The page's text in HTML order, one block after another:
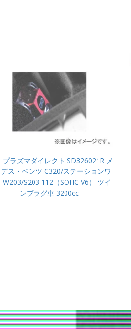
プラズマダイレクト SD326021R メ
ス・ベンツ C320/ステーションワ
W203/S203 112（SOHC V6） ツイ
ンプラグ車 3200cc